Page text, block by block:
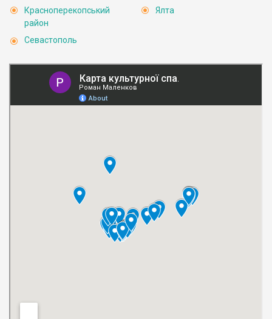
Красноперекопський
район
Севастополь
Ялта